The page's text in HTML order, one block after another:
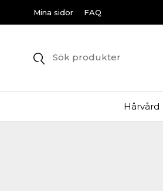
Mina sidor FAQ
Hårvård